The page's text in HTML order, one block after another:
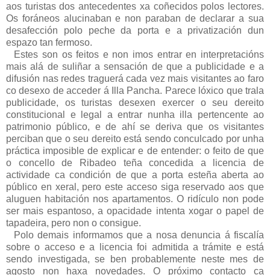
aos turistas dos antecedentes xa coñecidos polos lectores.
Os foráneos alucinaban e non paraban de declarar a sua
desafección polo peche da porta e a privatización dun
espazo tan fermoso.
Estes son os feitos e non imos entrar en interpretacións
mais alá de suliñar a sensación de que a publicidade e a
difusión nas redes traguerá cada vez mais visitantes ao faro
co desexo de acceder á Illa Pancha. Parece lóxico que trala
publicidade, os turistas desexen exercer o seu dereito
constitucional e legal a entrar nunha illa pertencente ao
patrimonio público, e de ahí se deriva que os visitantes
perciban que o seu dereito está sendo conculcado por unha
práctica imposible de explicar e de entender: o feito de que
o concello de Ribadeo teña concedida a licencia de
actividade ca condición de que a porta esteña aberta ao
público en xeral, pero este acceso siga reservado aos que
aluguen habitación nos apartamentos. O ridículo non pode
ser mais espantoso, a opacidade intenta xogar o papel de
tapadeira, pero non o consigue.
Polo demais informamos que a nosa denuncia á fiscalía
sobre o acceso e a licencia foi admitida a trámite e está
sendo investigada, se ben probablemente neste mes de
agosto non haxa novedades. O próximo contacto ca